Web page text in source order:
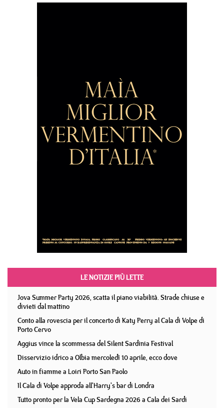
LE NOTIZIE PIÙ LETTE
Jova Summer Party 2026, scatta il piano viabilità. Strade chiuse e
divieti dal mattino
Conto alla rovescia per il concerto di Katy Perry al Cala di Volpe di
Porto Cervo
Aggius vince la scommessa del Silent Sardinia Festival
Disservizio idrico a Olbia mercoledì 10 aprile, ecco dove
Auto in fiamme a Loiri Porto San Paolo
Il Cala di Volpe approda all'Harry's bar di Londra
Tutto pronto per la Vela Cup Sardegna 2026 a Cala dei Sardi